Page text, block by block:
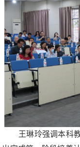
王琳玲强调本科教